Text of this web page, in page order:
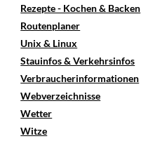
Rezepte - Kochen & Backen
Routenplaner
Unix & Linux
Stauinfos & Verkehrsinfos
Verbraucherinformationen
Webverzeichnisse
Wetter
Witze